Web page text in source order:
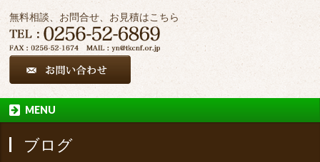
無料相談、お問合せ、お見積はこちら
MENU
ブログ